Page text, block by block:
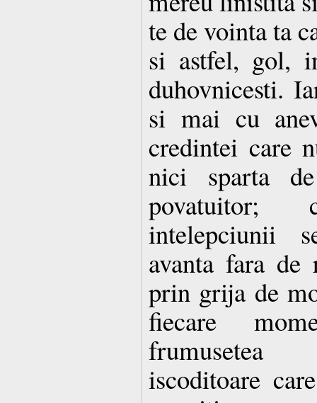
te de vointa ta
si astfel, gol,
duhovnicesti.
si mai cu
credintei care
nici sparta
intelepciunii
avanta fara de
prin grija de
fiecare
frumusetea
iscoditoare